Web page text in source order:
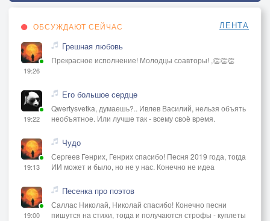
ОБСУЖДАЮТ СЕЙЧАС ЛЕНТА
19:26
Грешная любовь
Прекрасное исполнение! Молодцы соавторы! ,👏👏👏
19:22
Его большое сердце
Qwertysvetka, думаешь?.. Ивлев Василий, нельзя объять
необъятное. Или лучше так - всему своё время.
19:13
Чудо
Сергеев Генрих, Генрих спасибо! Песня 2019 года, тогда
ИИ может и было, но не у нас. Конечно не идеа
19:00
Песенка про поэтов
Саллас Николай, Николай спасибо! Конечно песни
пишутся на стихи, тогда и получаются строфы - куплеты